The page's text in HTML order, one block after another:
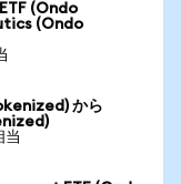
(Ondo
(Ondo
から
当